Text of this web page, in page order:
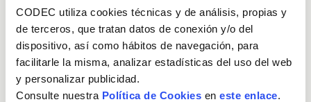
CODEC utiliza cookies técnicas y de análisis, propias y
de terceros, que tratan datos de conexión y/o del
dispositivo, así como hábitos de navegación, para
facilitarle la misma, analizar estadísticas del uso del web
y personalizar publicidad.
Consulte nuestra Política de Cookies en este enlace.